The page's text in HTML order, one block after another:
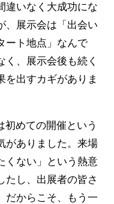
違いなく大成功にな
、展示会は「出会い
ート地点」なんで
、展示会後も続く
を出すカギがありま
初めての開催という
がありました。来場
くない」という熱意
たし、出展者の皆さ
だからこそ、もう一